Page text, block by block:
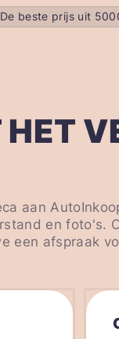
De beste prijs uit
aan
en foto's.
een afspraak